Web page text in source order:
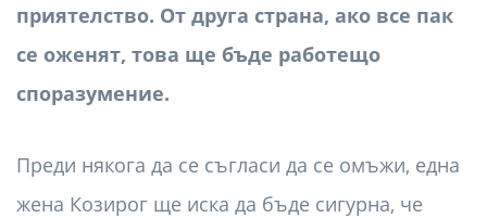
приятелство. От друга страна, ако все пак
се оженят, това ще бъде работещо
споразумение.
Преди някога да се съгласи да се омъжи, една
жена Козирог ще иска да бъде сигурна, че